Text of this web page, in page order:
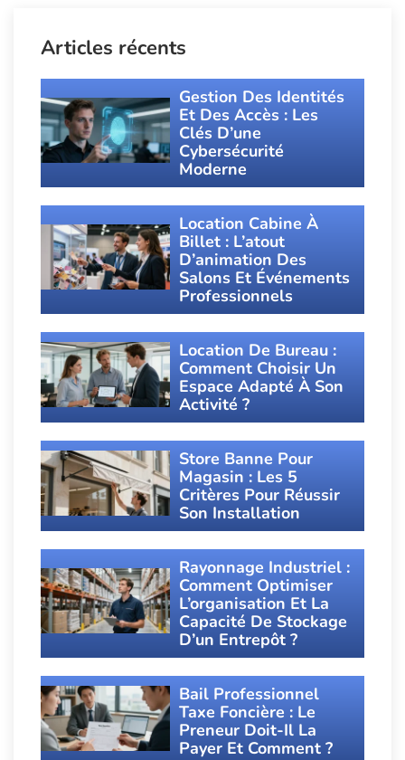
Articles récents
Gestion Des Identités
Et Des Accès : Les
Clés D’une
Cybersécurité
Moderne
Location Cabine À
Billet : L’atout
D’animation Des
Salons Et Événements
Professionnels
Location De Bureau :
Comment Choisir Un
Espace Adapté À Son
Activité ?
Store Banne Pour
Magasin : Les 5
Critères Pour Réussir
Son Installation
Rayonnage Industriel :
Comment Optimiser
L’organisation Et La
Capacité De Stockage
D’un Entrepôt ?
Bail Professionnel
Taxe Foncière : Le
Preneur Doit-Il La
Payer Et Comment ?